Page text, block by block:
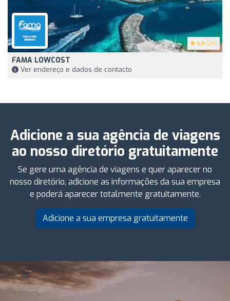
4.8 (28)
FAMA LOWCOST
Ver endereço e dados de contacto
Adicione a sua agência de viagens
ao nosso diretório gratuitamente
Se gere uma agência de viagens e quer aparecer no
nosso diretório, adicione as informações da sua empresa
e poderá aparecer totalmente gratuitamente.
Adicione a sua empresa gratuitamente